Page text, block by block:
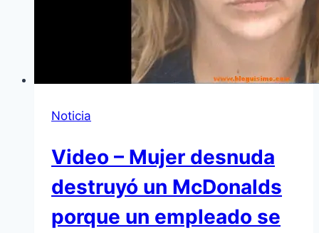
Noticia
Video – Mujer desnuda
destruyó un McDonalds
porque un empleado se